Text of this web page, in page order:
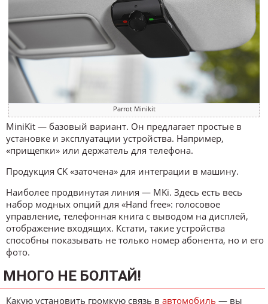
Parrot Minikit
MiniKit — базовый вариант. Он предлагает простые в
установке и эксплуатации устройства. Например,
«прищепки» или держатель для телефона.
Продукция CK «заточена» для интеграции в машину.
Наиболее продвинутая линия — MKi. Здесь есть весь
набор модных опций для «Hand free»: голосовое
управление, телефонная книга с выводом на дисплей,
отображение входящих. Кстати, такие устройства
способны показывать не только номер абонента, но и его
фото.
МНОГО НЕ БОЛТАЙ!
Какую установить громкую связь в автомобиль — вы